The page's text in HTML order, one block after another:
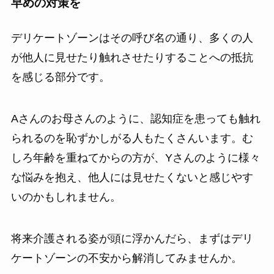
早めの対策を
デリケートゾーンはその呼び名の通り、多くの人
が他人に見せたり触れさせたりすることへの抵抗
を感じる部分です。
Aさんのお母さんのように、認知症を患っても触れ
られるのを恥ずかしがる人もたくさんいます。む
しろ年齢を重ねてからの方が、Yさんのように様々
な悩みを抱え、他人には見せたくないと感じやす
いのかもしれません。
将来介護される姿が頭に浮かんだら、まずはデリ
ケートゾーンの不安から解消してみませんか。